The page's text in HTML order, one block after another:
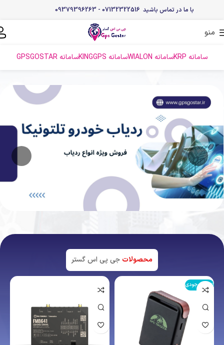
با ما در تماس باشید 07132322516 - 09379396263
منو
سامانه KRP سامانه WIALON سامانه KINGGPS سامانه GPSGOSTAR
محصولات جی پی اس گستر
اتمام موجودی